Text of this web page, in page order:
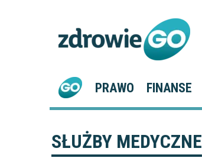
PRAWO FINANSE
SŁUŻBY MEDYCZNE